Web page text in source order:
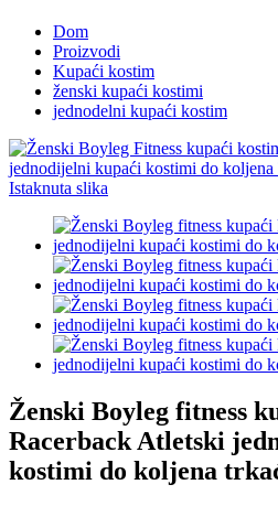
Dom
Proizvodi
Kupaći kostim
ženski kupaći kostimi
jednodelni kupaći kostim
Ženski Boyleg fitness
Racerback Atletski
kostimi do koljena